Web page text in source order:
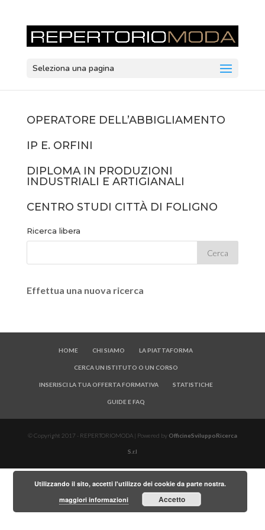
Seleziona una pagina
OPERATORE DELL’ABBIGLIAMENTO
IP E. ORFINI
DIPLOMA IN PRODUZIONI
INDUSTRIALI E ARTIGIANALI
CENTRO STUDI CITTÀ DI FOLIGNO
Ricerca libera
Effettua una nuova ricerca
HOME CHI SIAMO LA PIATTAFORMA
CERCA UN ISTITUTO O UN CORSO
INSERISCI LA TUA OFFERTA FORMATIVA STATISTICHE
GUIDE E FAQ
© Copyright 2017 - REPERTORIOMODA | Powered by OfficineSviluppoRicerca
S.r.l
Utilizzando il sito, accetti l'utilizzo dei cookie da parte nostra.
maggiori informazioni
Accetto